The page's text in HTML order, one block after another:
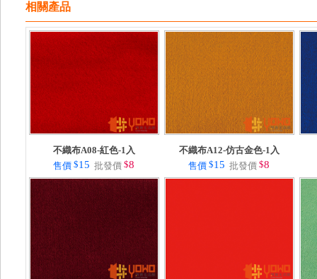
相關產品
不織布A08-紅色-1入
售價 $15 批發價 $8
不織布A12-仿古金色-1入
售價 $15 批發價 $8